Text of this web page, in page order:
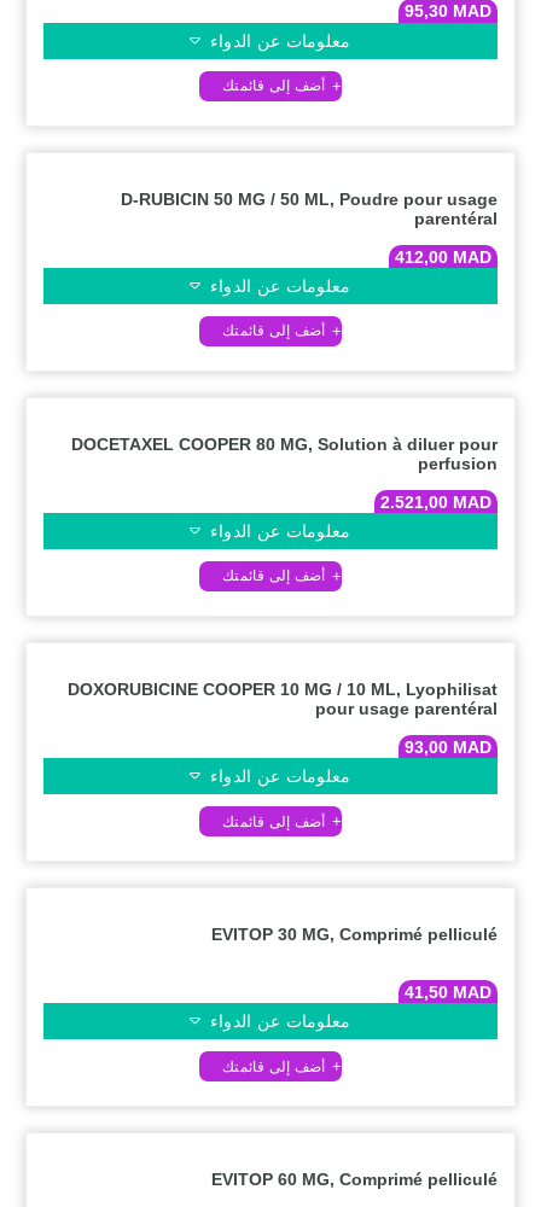
95,30 MAD
معلومات عن الدواء
D-RUBICIN 50 MG / 50 ML, Poudre pour usage
parentéral
412,00 MAD
معلومات عن الدواء
DOCETAXEL COOPER 80 MG, Solution à diluer pour
perfusion
2.521,00 MAD
معلومات عن الدواء
DOXORUBICINE COOPER 10 MG / 10 ML, Lyophilisat
pour usage parentéral
93,00 MAD
معلومات عن الدواء
EVITOP 30 MG, Comprimé pelliculé
41,50 MAD
معلومات عن الدواء
EVITOP 60 MG, Comprimé pelliculé